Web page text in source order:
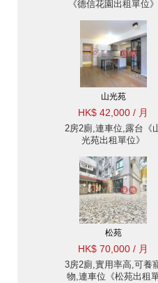
《德信花園出租單位》
山光苑
HK$ 42,000 / 月
2房2廁,連車位,露台《
光苑出租單位》
松苑
HK$ 70,000 / 月
3房2廁,實用率高,可養
物,連車位《松苑出租